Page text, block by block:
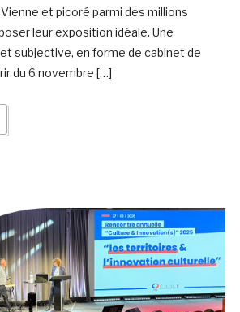
Vienne et picoré parmi des millions
leur exposition idéale. Une
subjective, en forme de cabinet de
du 6 novembre […]